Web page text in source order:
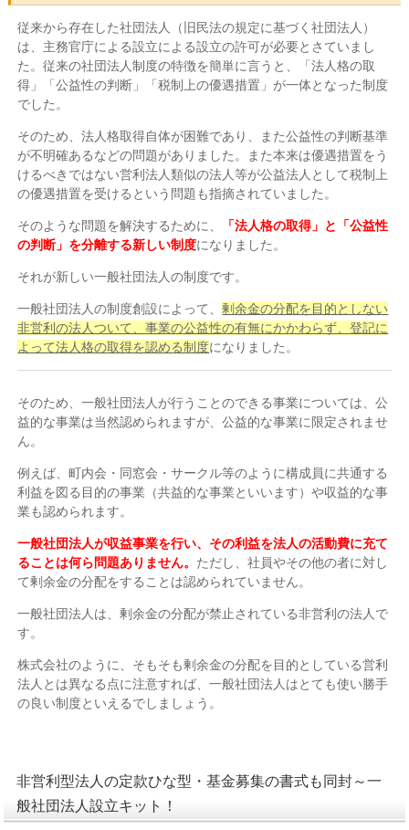
従来から存在した社団法人（旧民法の規定に基づく社団法人）
は、主務官庁による設立による設立の許可が必要とさていまし
た。従来の社団法人制度の特徴を簡単に言うと、「法人格の取
得」「公益性の判断」「税制上の優遇措置」が一体となった制度
でした。
そのため、法人格取得自体が困難であり、また公益性の判断基準
が不明確あるなどの問題がありました。また本来は優遇措置をう
けるべきではない営利法人類似の法人等が公益法人として税制上
の優遇措置を受けるという問題も指摘されていました。
そのような問題を解決するために、
「法人格の取得」と「公益性
の判断」を分離する新しい制度になりました。
それが新しい一般社団法人の制度です。
一般社団法人の制度創設によって、剰余金の分配を目的としない
非営利の法人ついて、事業の公益性の有無にかかわらず、登記に
よって法人格の取得を認める制度になりました。
そのため、一般社団法人が行うことのできる事業については、公
益的な事業は当然認められますが、公益的な事業に限定されませ
ん。
例えば、町内会・同窓会・サークル等のように構成員に共通する
利益を図る目的の事業（共益的な事業といいます）や収益的な事
業も認められます。
一般社団法人が収益事業を行い、その利益を法人の活動費に充て
ることは何ら問題ありません。 ただし、社員やその他の者に対し
て剰余金の分配をすることは認められていません。
一般社団法人は、剰余金の分配が禁止されている非営利の法人で
す。
株式会社のように、そもそも剰余金の分配を目的としている営利
法人とは異なる点に注意すれば、一般社団法人はとても使い勝手
の良い制度といえるでしましょう。
非営利型法人の定款ひな型・基金募集の書式も同封～一
般社団法人設立キット！